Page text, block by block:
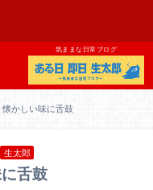
気ままな日常ブログ
懐かしい味に舌鼓
生太郎
舌鼓